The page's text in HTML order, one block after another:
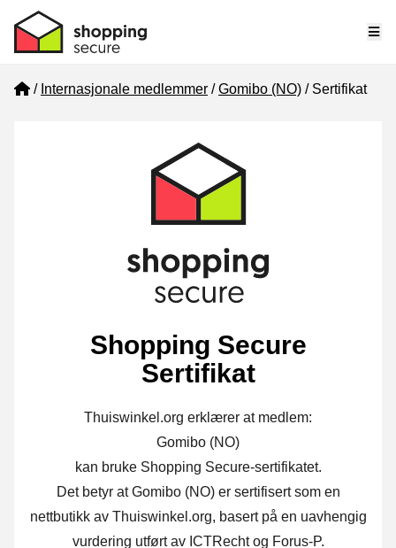
Home
Internasjonale medlemmer Gomibo (NO) Sertifikat
Shopping Secure
Sertifikat
Thuiswinkel.org erklærer at medlem:
Gomibo (NO)
kan bruke Shopping Secure-sertifikatet.
Det betyr at Gomibo (NO) er sertifisert som en
nettbutikk av Thuiswinkel.org, basert på en uavhengig
vurdering utført av ICTRecht og Forus-P.